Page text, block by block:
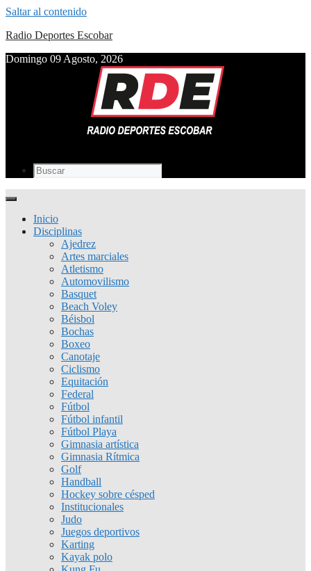
Saltar al contenido
Radio Deportes Escobar
Domingo 09 Agosto, 2026
Inicio
Disciplinas
Ajedrez
Artes marciales
Atletismo
Automovilismo
Basquet
Beach Voley
Béisbol
Bochas
Boxeo
Canotaje
Ciclismo
Equitación
Federal
Fútbol
Fútbol infantil
Fútbol Playa
Gimnasia artística
Gimnasia Rítmica
Golf
Handball
Hockey sobre césped
Institucionales
Judo
Juegos deportivos
Karting
Kayak polo